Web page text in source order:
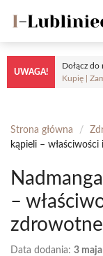
treści
UWAGA!
Dołącz
Kupię |
Strona główna /
kąpieli –
–
zdrowotne
Data dodania: 3